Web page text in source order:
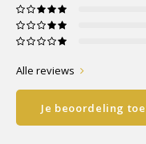
Alle reviews
Je beoordeling